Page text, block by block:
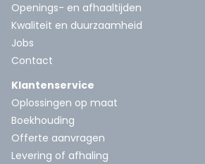
Openings- en afhaaltijden
Kwaliteit en duurzaamheid
Jobs
Contact
Klantenservice
Oplossingen op maat
Boekhouding
Offerte aanvragen
Levering of afhaling